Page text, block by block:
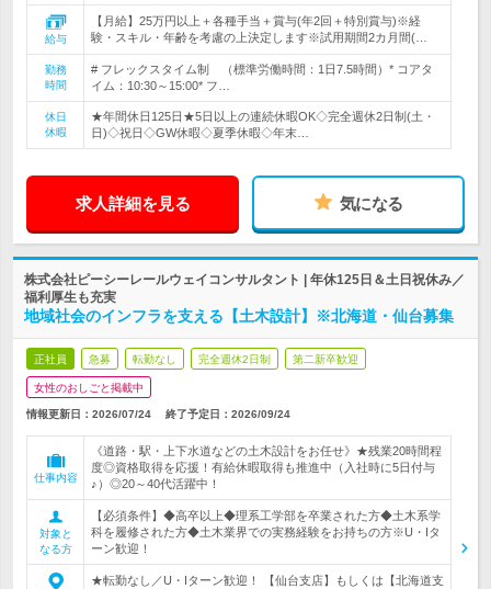
給与
【月給】25万円以上＋各種手当＋賞与(年2回＋特別賞与)※経
験・スキル・年齢を考慮の上決定します※試用期間2カ月間(…
勤務
時間
# フレックスタイム制 （標準労働時間：1日7.5時間）* コアタ
イム：10:30～15:00* フ…
休日
休暇
★年間休日125日★5日以上の連続休暇OK◇完全週休2日制(土・
日)◇祝日◇GW休暇◇夏季休暇◇年末…
求人詳細を見る 気になる
株式会社ピーシーレールウェイコンサルタント | 年休125日＆土日祝休み／
福利厚生も充実
地域社会のインフラを支える【土木設計】※北海道・仙台募集
正社員 急募 転勤なし 完全週休2日制 第二新卒歓迎
女性のおしごと掲載中
情報更新日：2026/07/24 終了予定日： 2026/09/24
仕事内容
《道路・駅・上下水道などの土木設計をお任せ》★残業20時間程
度◎資格取得を応援！有給休暇取得も推進中（入社時に5日付与
♪）◎20～40代活躍中！
対象と
なる方
【必須条件】◆高卒以上◆理系工学部を卒業された方◆土木系学
科を履修された方◆土木業界での実務経験をお持ちの方※U・Iタ
ーン歓迎！
★転勤なし／U・Iターン歓迎！ 【仙台支店】もしくは【北海道支